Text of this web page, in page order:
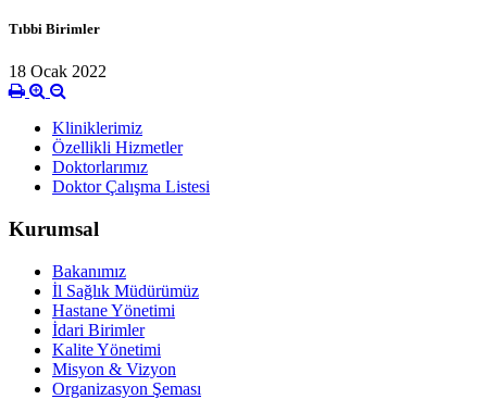
Tıbbi Birimler
18 Ocak 2022
Kliniklerimiz
Özellikli Hizmetler
Doktorlarımız
Doktor Çalışma Listesi
Kurumsal
Bakanımız
İl Sağlık Müdürümüz
Hastane Yönetimi
İdari Birimler
Kalite Yönetimi
Misyon & Vizyon
Organizasyon Şeması